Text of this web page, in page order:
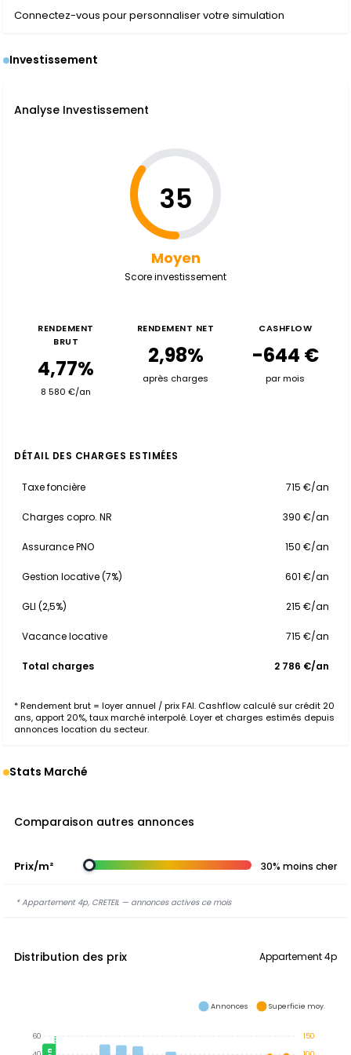
Connectez-vous pour personnaliser votre simulation
Investissement
Analyse Investissement
35
Moyen
Score investissement
RENDEMENT
BRUT
4,77%
8 580 €/an
RENDEMENT NET
2,98%
après charges
CASHFLOW
-644 €
par mois
DÉTAIL DES CHARGES ESTIMÉES
Taxe foncière 715 €/an
Charges copro. NR 390 €/an
Assurance PNO 150 €/an
Gestion locative (7%) 601 €/an
GLI (2,5%) 215 €/an
Vacance locative 715 €/an
Total charges 2 786 €/an
* Rendement brut = loyer annuel / prix FAI. Cashflow calculé sur crédit 20
ans, apport 20%, taux marché interpolé. Loyer et charges estimés depuis
annonces location du secteur.
Stats Marché
Comparaison autres annonces
Prix/m² 30% moins cher
* Appartement 4p, CRETEIL — annonces actives ce mois
Distribution des prix Appartement 4p
150
60
Annonces Superficie moy.